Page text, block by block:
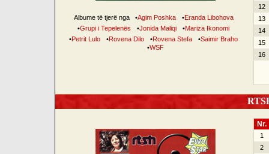
Albume të tjerë nga •Agim Poshka •Eranda Libohova
•Grupi i Tepelenës •Jonida Maliqi •Mariza Ikonomi
•Petrit Lulo •Rovena Dilo •Rovena Stefa •Saimir Braho
•WSF
12
13
14
15
16
Nr.
1
2